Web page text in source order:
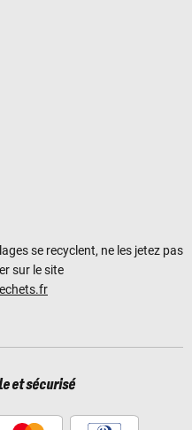
se recyclent, ne les jetez pas
sur le site
et sécurisé